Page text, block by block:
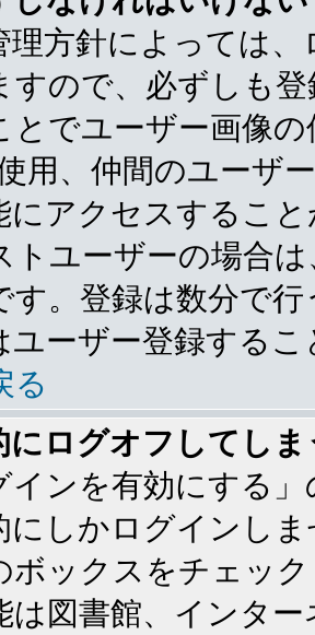
理方針によっては
すので、必ずしも
とでユーザー画像
使用、仲間のユーザ
にアクセスするこ
トユーザーの場合
す。登録は数分で
ユーザー登録する
る
にログオフしてし
インを有効にする
にしかログインし
ボックスをチェッ
は図書館、インタ